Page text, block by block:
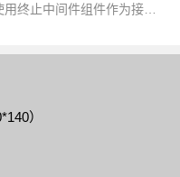
终止中间件组件作为接
）